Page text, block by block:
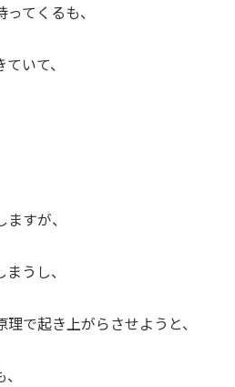
てくるも、
いて、
すが、
うし、
で起き上がらさせようと、